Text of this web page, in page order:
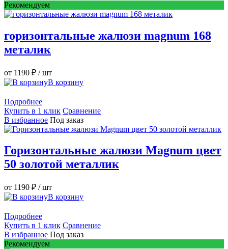
Рекомендуем
горизонтальные жалюзи magnum 168
металик
от 1190 ₽ / шт
В корзину
Подробнее
Купить в 1 клик Сравнение
В избранное Под заказ
Горизонтальные жалюзи Magnum цвет
50 золотой металлик
от 1190 ₽ / шт
В корзину
Подробнее
Купить в 1 клик Сравнение
В избранное Под заказ
Рекомендуем